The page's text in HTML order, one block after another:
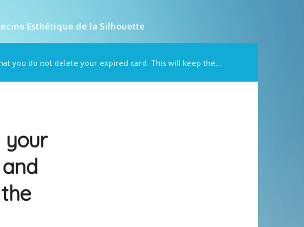
Esthétique de la Silhouette
you do not delete your expired card. This will keep the...
your